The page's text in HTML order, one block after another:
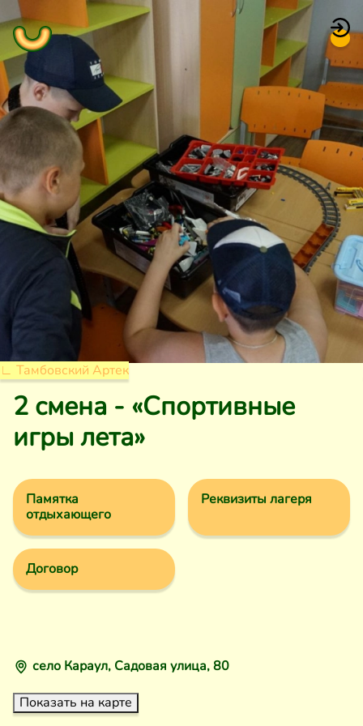
∟ Тамбовский Артек
2 смена - «Спортивные
игры лета»
Памятка
отдыхающего
Реквизиты лагеря
Договор
село Караул, Садовая улица, 80
Показать на карте